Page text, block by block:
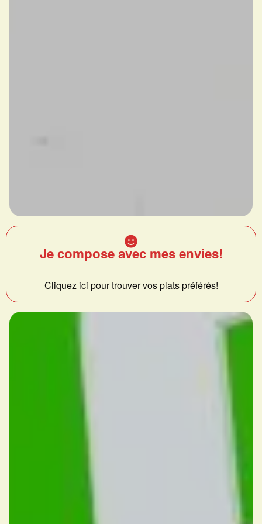
Je compose avec mes envies!
Cliquez ici pour trouver vos plats préférés!